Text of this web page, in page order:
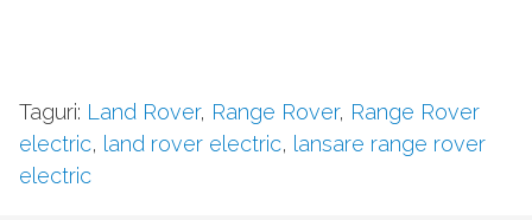
Taguri: Land Rover, Range Rover, Range Rover
electric, land rover electric, lansare range rover
electric